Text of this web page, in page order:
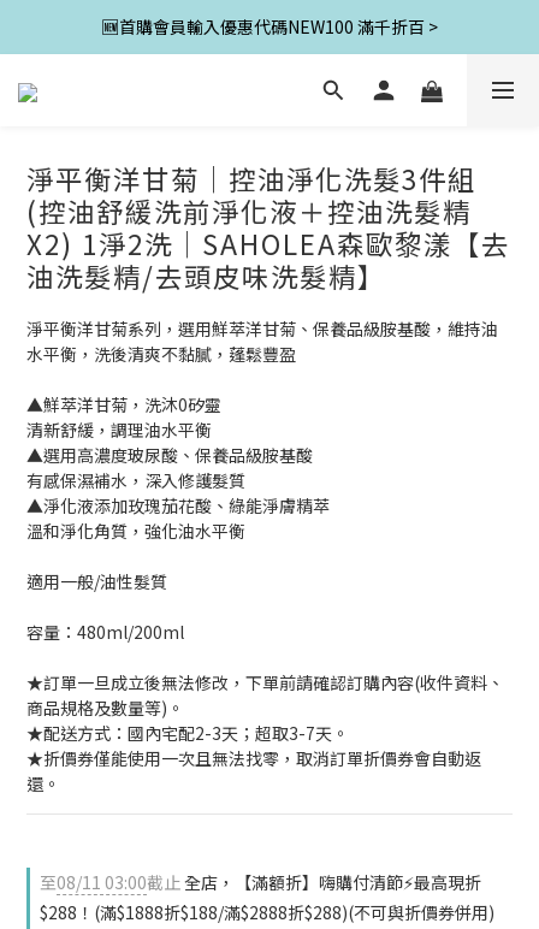
🆕首購會員輸入優惠代碼NEW100 滿千折百 >
淨平衡洋甘菊│控油淨化洗髮3件組
(控油舒緩洗前淨化液＋控油洗髮精
X2) 1淨2洗│SAHOLEA森歐黎漾【去
油洗髮精/去頭皮味洗髮精】
淨平衡洋甘菊系列，選用鮮萃洋甘菊、保養品級胺基酸，維持油
水平衡，洗後清爽不黏膩，蓬鬆豐盈
▲鮮萃洋甘菊，洗沐0矽靈
清新舒緩，調理油水平衡
▲選用高濃度玻尿酸、保養品級胺基酸
有感保濕補水，深入修護髮質
▲淨化液添加玫瑰茄花酸、綠能淨膚精萃
溫和淨化角質，強化油水平衡
適用一般/油性髮質
容量：480ml/200ml
★訂單一旦成立後無法修改，下單前請確認訂購內容(收件資料、
商品規格及數量等)。
★配送方式：國內宅配2-3天；超取3-7天。
★折價券僅能使用一次且無法找零，取消訂單折價券會自動返
還。
至08/11 03:00截止全店，【滿額折】嗨購付清節⚡最高現折
$288！(滿$1888折$188/滿$2888折$288)(不可與折價券併用)